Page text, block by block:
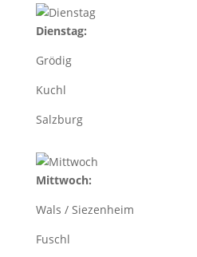
Dienstag:
Grödig
Kuchl
Salzburg
Mittwoch:
Wals / Siezenheim
Fuschl